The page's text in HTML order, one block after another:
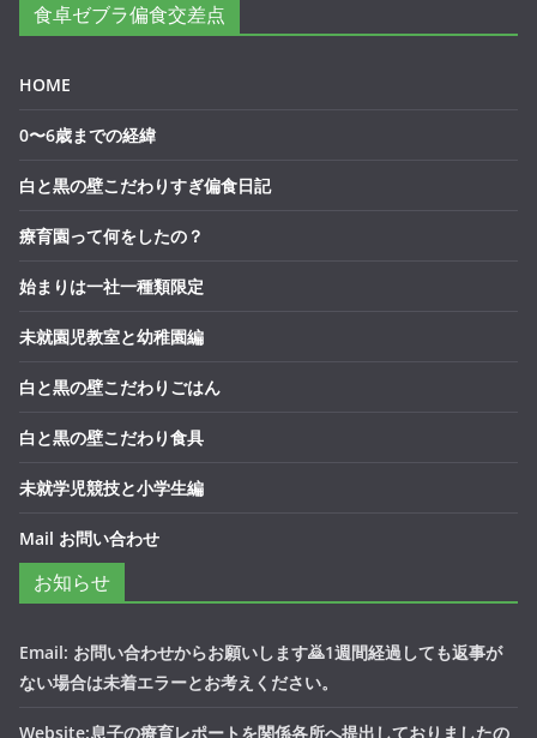
食卓ゼブラ偏食交差点
HOME
0〜6歳までの経緯
白と黒の壁こだわりすぎ偏食日記
療育園って何をしたの？
始まりは一社一種類限定
未就園児教室と幼稚園編
白と黒の壁こだわりごはん
白と黒の壁こだわり食具
未就学児競技と小学生編
Mail お問い合わせ
お知らせ
Email: お問い合わせからお願いします🙇1週間経過しても返事が
ない場合は未着エラーとお考えください。
Website:息子の療育レポートを関係各所へ提出しておりましたの